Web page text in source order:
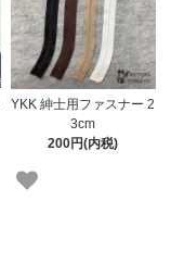
YKK 紳士用ファスナー 2
3cm
200円(内税)